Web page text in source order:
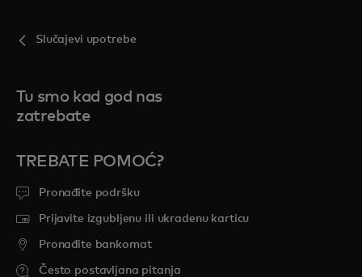
Slučajevi upotrebe
Tu smo kad god nas
zatrebate
TREBATE POMOĆ?
Pronađite podršku
Prijavite izgubljenu ili ukradenu karticu
Pronađite bankomat
Često postavljana pitanja